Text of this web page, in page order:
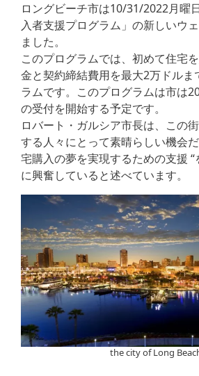
ロングビーチ市は10/31/2022月曜
入者支援プログラム」の新しいウ
ました。
このプログラムでは、初めて住宅
金と契約締結費用を最大2万ドルま
ラムです。このプログラムは市は
の受付を開始する予定です。
ロバート・ガルシア市長は、この
する人々にとって素晴らしい機会
宅購入の夢を実現するための支援 “
に興奮していると述べています。
the city of Long